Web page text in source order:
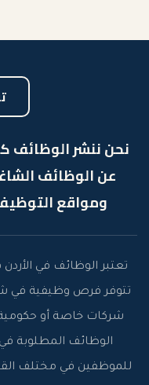
نحن ننشر الوظائف
عن الوظائف
ومواقع
تعتبر الوظائف في
تتوفر فرص وظيفية في
شركات خاصة أو
الوظائف المطلوبة
للموظفين في مختلف